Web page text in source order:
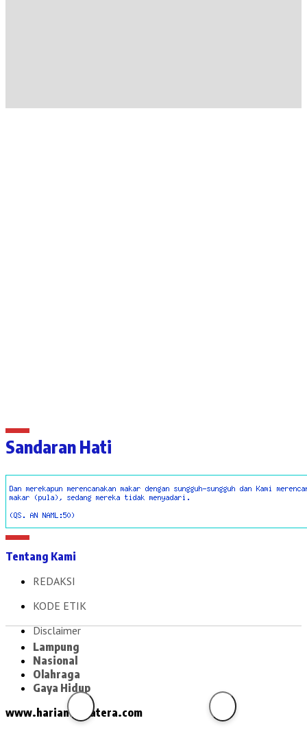
Sandaran Hati
Tentang Kami
REDAKSI
KODE ETIK
Disclaimer
Lampung
Nasional
Olahraga
Gaya Hidup
www.hariansumatera.com